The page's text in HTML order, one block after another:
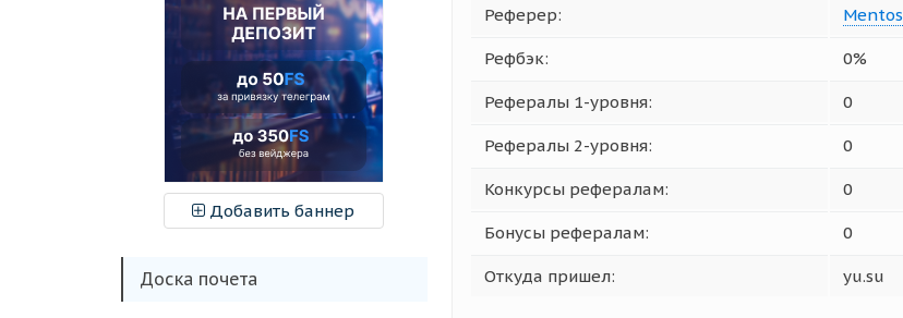
Реферер: Mentos
Рефбэк: 0%
Рефералы 1-уровня: 0
Рефералы 2-уровня: 0
Конкурсы рефералам: 0
Бонусы рефералам: 0
Откуда пришел: yu.su
Добавить баннер
Доска почета